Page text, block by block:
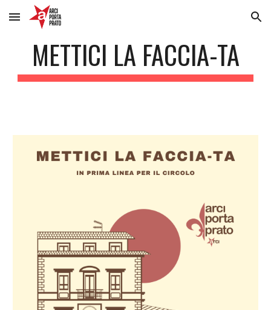
Skip to main content Skip to navigation
METTICI LA FACCIA-TA